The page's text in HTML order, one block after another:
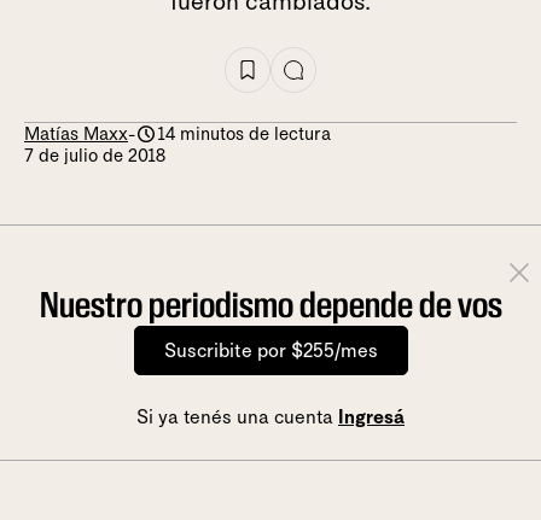
Matías Maxx-
14 minutos de lectura
7 de julio de 2018
Nuestro periodismo depende de vos
Suscribite por $255/mes
Si ya tenés una cuenta Ingresá